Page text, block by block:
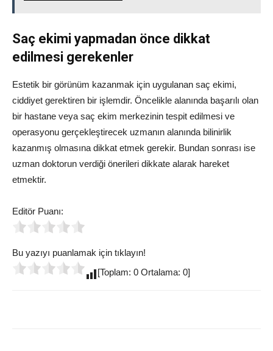
Saç ekimi yapmadan önce dikkat
edilmesi gerekenler
Estetik bir görünüm kazanmak için uygulanan saç ekimi,
ciddiyet gerektiren bir işlemdir. Öncelikle alanında başarılı olan
bir hastane veya saç ekim merkezinin tespit edilmesi ve
operasyonu gerçekleştirecek uzmanın alanında bilinirlik
kazanmış olmasına dikkat etmek gerekir. Bundan sonrası ise
uzman doktorun verdiği önerileri dikkate alarak hareket
etmektir.
Editör Puanı:
Bu yazıyı puanlamak için tıklayın!
[Toplam: 0 Ortalama: 0]